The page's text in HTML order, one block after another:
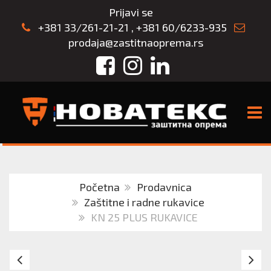
Prijavi se
+381 33/261-21-21 , +381 60/6233-935
prodaja@zastitnaoprema.rs
FacebookInstagram
LinkedIn
Početna
Prodavnica
Zaštitne i radne rukavice
KN 25 PLUS RUKAVICE
ZAŠTITNE